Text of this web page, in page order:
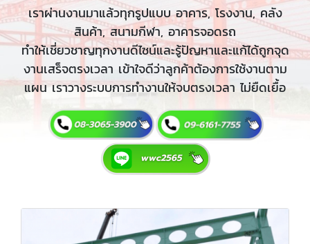
เราผ่านงานมาแล้วทุกรูปแบบ อาคาร, โรงงาน, คลัง
สินค้า, สนามกีฬา, อาคารจอดรถ
ทำให้เชี่ยวชาญทุกงานดีไซน์และรู้ปัญหาและแก้ได้ถูกจุด
งานเสร็จตรงเวลา เข้าใจดีว่าลูกค้าต้องการใช้งานตาม
แผน เราวางระบบการทำงานให้จบตรงเวลา ไม่ยืดเยื้อ